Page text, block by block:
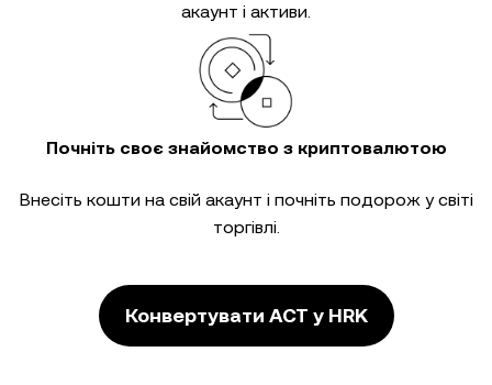
акаунт і активи.
Почніть своє знайомство з криптовалютою
Внесіть кошти на свій акаунт і почніть подорож у світі
торгівлі.
Конвертувати ACT у HRK